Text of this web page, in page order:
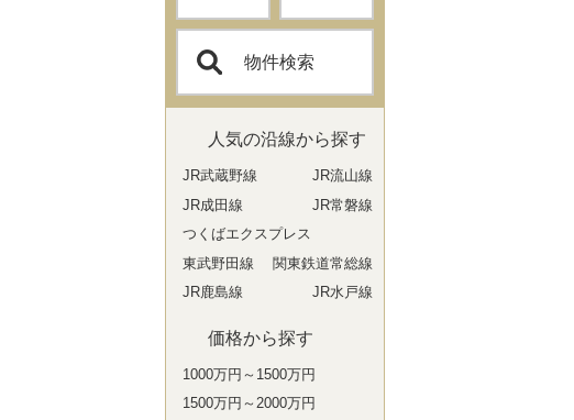
物件検索
人気の沿線から探す
JR武蔵野線
JR流山線
JR成田線
JR常磐線
つくばエクスプレス
東武野田線
関東鉄道常総線
JR鹿島線
JR水戸線
価格から探す
1000万円～1500万円
1500万円～2000万円